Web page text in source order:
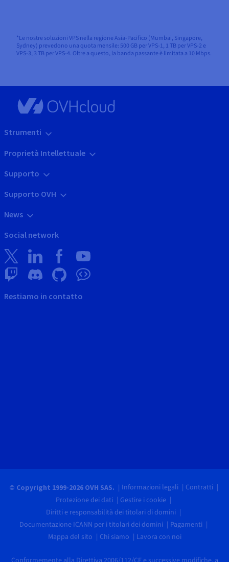
*Le nostre soluzioni VPS nella regione Asia-Pacifico (Mumbai, Singapore,
Sydney) prevedono una quota mensile: 500 GB per VPS-1, 1 TB per VPS-2 e
VPS-3, 3 TB per VPS-4. Oltre a questo, la banda passante è limitata a 10 Mbps.
Strumenti
Proprietà Intellettuale
Supporto
Supporto OVH
News
Social network
Restiamo in contatto
© Copyright 1999-2026 OVH SAS. Informazioni legali
Contratti
Protezione dei dati
Gestire i cookie
Diritti e responsabilità dei titolari di domini
Documentazione ICANN per i titolari dei domini
Pagamenti
Mappa del sito
Chi siamo Lavora con noi